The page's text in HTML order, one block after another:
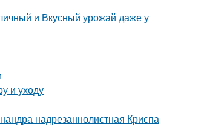
и Вкусный урожай даже у
и уходу
надрезаннолистная Криспа